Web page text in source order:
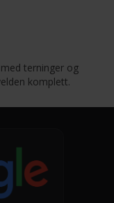
terninger og
komplett.